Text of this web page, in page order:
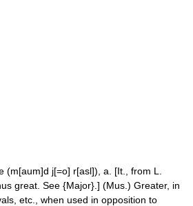
j[=o] r[asl]), a. [It., from L.
great. See {Major}.] (Mus.) Greater, in
etc., when used in opposition to